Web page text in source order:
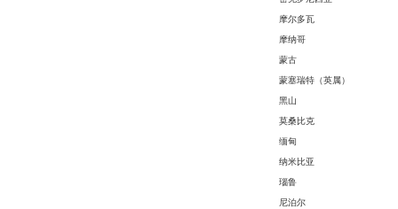
摩尔多瓦
摩纳哥
蒙古
蒙塞瑞特（英属）
黑山
莫桑比克
缅甸
纳米比亚
瑙鲁
尼泊尔